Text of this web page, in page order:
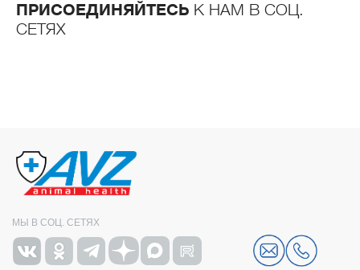
ПРИСОЕДИНЯЙТЕСЬ К НАМ В СОЦ.
СЕТЯХ
МЫ В СОЦ. СЕТЯХ